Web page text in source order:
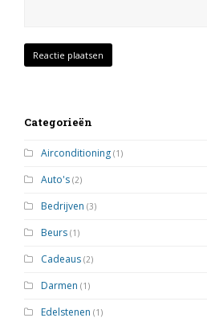
Categorieën
Airconditioning (1)
Auto's (2)
Bedrijven (3)
Beurs (1)
Cadeaus (2)
Darmen (1)
Edelstenen (1)